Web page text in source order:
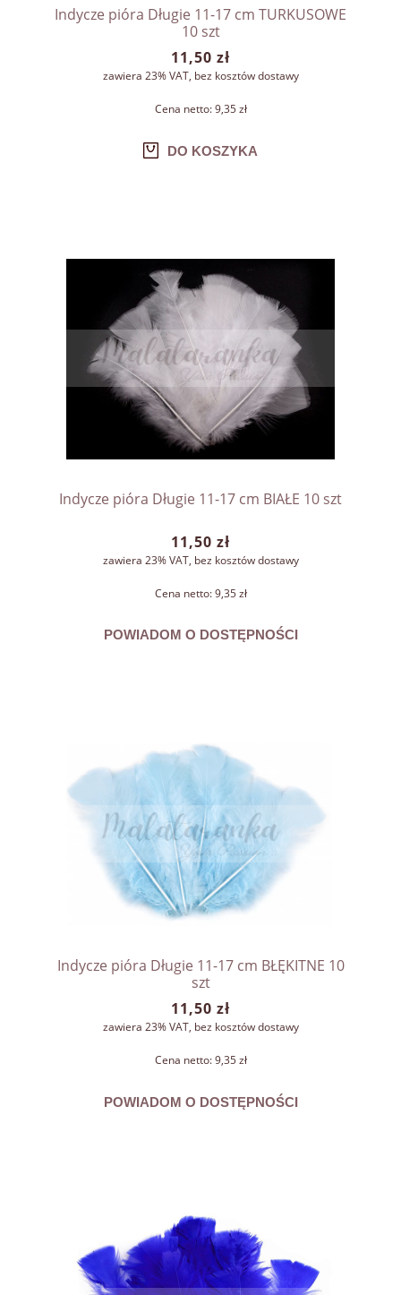
Indycze pióra Długie 11-17 cm TURKUSOWE
10 szt
11,50 zł
zawiera 23% VAT, bez kosztów dostawy
Cena netto:9,35 zł
DO KOSZYKA
Indycze pióra Długie 11-17 cm BIAŁE 10 szt
11,50 zł
zawiera 23% VAT, bez kosztów dostawy
Cena netto:9,35 zł
POWIADOM O DOSTĘPNOŚCI
Indycze pióra Długie 11-17 cm BŁĘKITNE 10
szt
11,50 zł
zawiera 23% VAT, bez kosztów dostawy
Cena netto:9,35 zł
POWIADOM O DOSTĘPNOŚCI